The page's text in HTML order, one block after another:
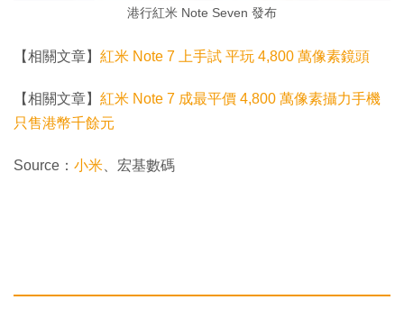
港行紅米 Note Seven 發布
【相關文章】 紅米 Note 7 上手試 平玩 4,800 萬像素鏡頭
【相關文章】 紅米 Note 7 成最平價 4,800 萬像素攝力手機
只售港幣千餘元
Source： 小米、宏基數碼